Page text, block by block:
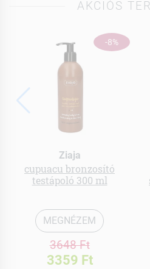
AKCIÓS
-8%
Ziaja
cupuacu bronzosító
testápoló 300 ml
MEGNÉZEM
3648 Ft
3359 Ft